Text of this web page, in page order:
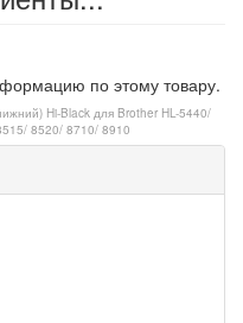
по этому товару.
Hi-Black для Brother HL-5440/
8520/ 8710/ 8910